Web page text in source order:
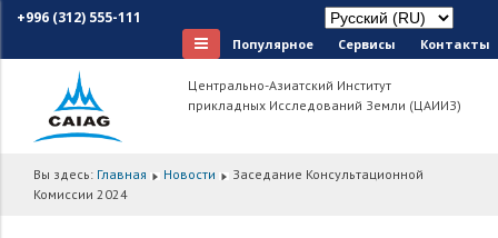
+996 (312) 555-111
Популярное Сервисы Контакты
Центрально-Азиатский Институт
прикладных Исследований Земли (ЦАИИЗ)
Вы здесь: Главная Новости
Заседание Консультационной
Комиссии 2024